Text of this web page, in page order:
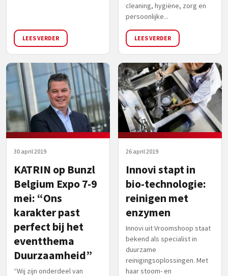
LEES VERDER
cleaning, hygiëne, zorg en
persoonlijke...
LEES VERDER
30 april 2019
KATRIN op Bunzl
Belgium Expo 7-9
mei: “Ons
karakter past
perfect bij het
eventthema
Duurzaamheid”
“Wij zijn onderdeel van
26 april 2019
Innovi stapt in
bio-technologie:
reinigen met
enzymen
Innovi uit Vroomshoop staat
bekend als specialist in
duurzame
reinigingsoplossingen. Met
haar stoom- en